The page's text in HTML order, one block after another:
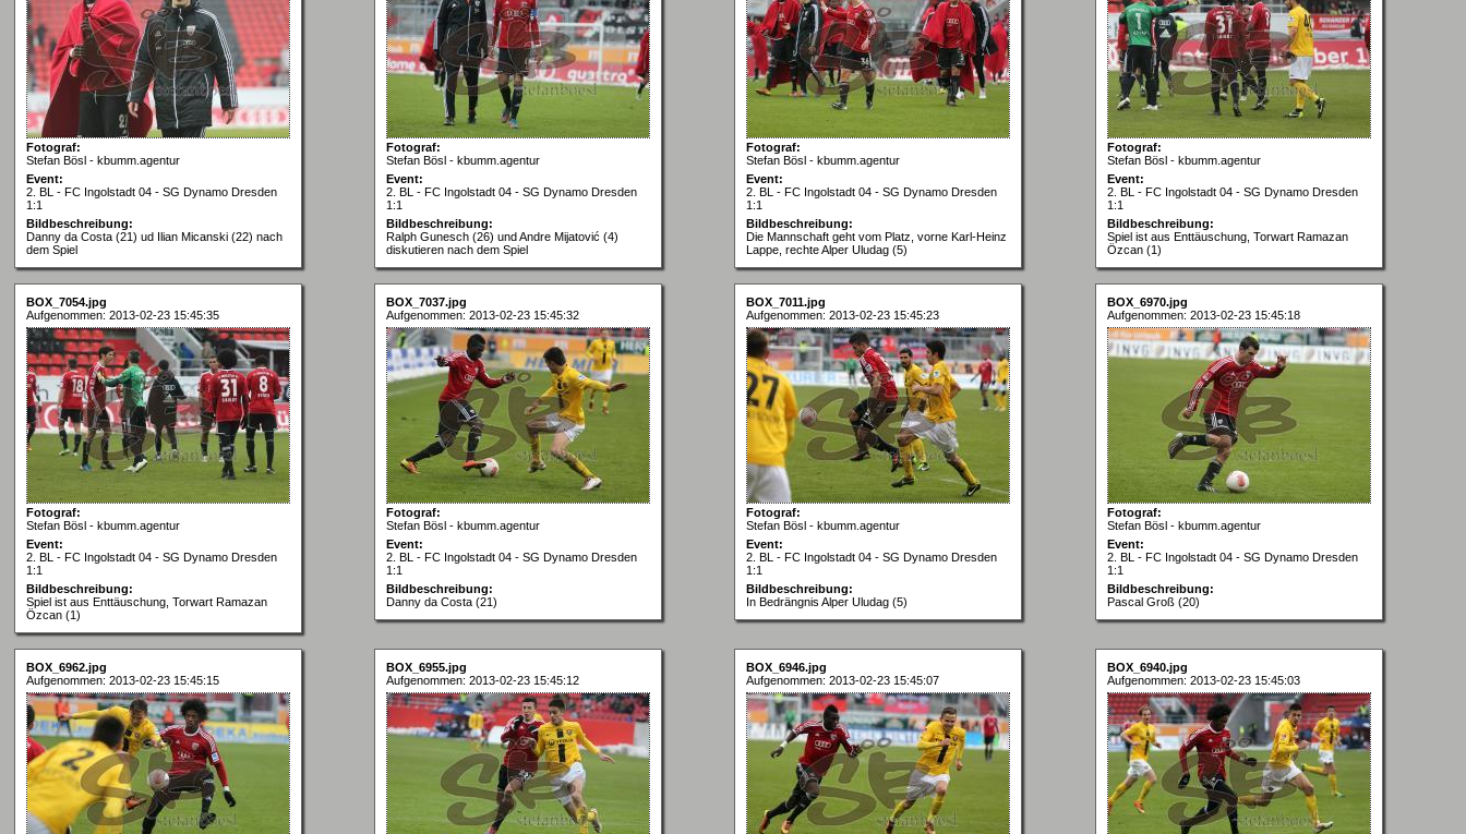
Fotograf:
Stefan Bösl - kbumm.agentur
Event:
2. BL - FC Ingolstadt 04 - SG Dynamo Dresden
1:1
Bildbeschreibung:
Danny da Costa (21) ud Ilian Micanski (22) nach
dem Spiel
Fotograf:
Stefan Bösl - kbumm.agentur
Event:
2. BL - FC Ingolstadt 04 - SG Dynamo Dresden
1:1
Bildbeschreibung:
Ralph Gunesch (26) und Andre Mijatović (4)
diskutieren nach dem Spiel
Fotograf:
Stefan Bösl - kbumm.agentur
Event:
2. BL - FC Ingolstadt 04 - SG Dynamo Dresden
1:1
Bildbeschreibung:
Die Mannschaft geht vom Platz, vorne Karl-Heinz
Lappe, rechte Alper Uludag (5)
Fotograf:
Stefan Bösl - kbumm.agentur
Event:
2. BL - FC Ingolstadt 04 - SG Dynamo Dresden
1:1
Bildbeschreibung:
Spiel ist aus Enttäuschung, Torwart Ramazan
Özcan (1)
BOX_7054.jpg
Aufgenommen: 2013-02-23 15:45:35
Fotograf:
Stefan Bösl - kbumm.agentur
Event:
2. BL - FC Ingolstadt 04 - SG Dynamo Dresden
1:1
Bildbeschreibung:
Spiel ist aus Enttäuschung, Torwart Ramazan
Özcan (1)
BOX_7037.jpg
Aufgenommen: 2013-02-23 15:45:32
Fotograf:
Stefan Bösl - kbumm.agentur
Event:
2. BL - FC Ingolstadt 04 - SG Dynamo Dresden
1:1
Bildbeschreibung:
Danny da Costa (21)
BOX_7011.jpg
Aufgenommen: 2013-02-23 15:45:23
Fotograf:
Stefan Bösl - kbumm.agentur
Event:
2. BL - FC Ingolstadt 04 - SG Dynamo Dresden
1:1
Bildbeschreibung:
In Bedrängnis Alper Uludag (5)
BOX_6970.jpg
Aufgenommen: 2013-02-23 15:45:18
Fotograf:
Stefan Bösl - kbumm.agentur
Event:
2. BL - FC Ingolstadt 04 - SG Dynamo Dresden
1:1
Bildbeschreibung:
Pascal Groß (20)
BOX_6962.jpg
Aufgenommen: 2013-02-23 15:45:15
BOX_6955.jpg
Aufgenommen: 2013-02-23 15:45:12
BOX_6946.jpg
Aufgenommen: 2013-02-23 15:45:07
BOX_6940.jpg
Aufgenommen: 2013-02-23 15:45:03